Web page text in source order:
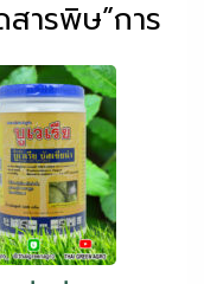
ารพิษ”การ